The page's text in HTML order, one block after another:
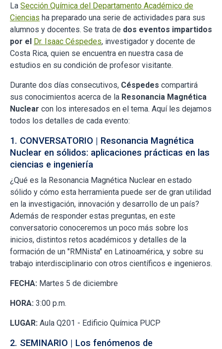
La Sección Química del Departamento Académico de
Ciencias ha preparado una serie de actividades para sus
alumnos y docentes. Se trata de dos eventos impartidos
por el
Dr. Isaac Céspedes, investigador y docente de
Costa Rica, quien se encuentra en nuestra casa de
estudios en su condición de profesor visitante.
Durante dos días consecutivos, Céspedes compartirá
sus conocimientos acerca de la Resonancia Magnética
Nuclear con los interesados en el tema. Aquí les dejamos
todos los detalles de cada evento:
1. CONVERSATORIO | Resonancia Magnética
Nuclear en sólidos: aplicaciones prácticas en las
ciencias e ingeniería
¿Qué es la Resonancia Magnética Nuclear en estado
sólido y cómo esta herramienta puede ser de gran utilidad
en la investigación, innovación y desarrollo de un país?
Además de responder estas preguntas, en este
conversatorio conoceremos un poco más sobre los
inicios, distintos retos académicos y detalles de la
formación de un "RMNista" en Latinoamérica, y sobre su
trabajo interdisciplinario con otros científicos e ingenieros.
FECHA: Martes 5 de diciembre
HORA: 3:00 p.m.
LUGAR: Aula Q201 - Edificio Química PUCP
2. SEMINARIO | Los fenómenos de